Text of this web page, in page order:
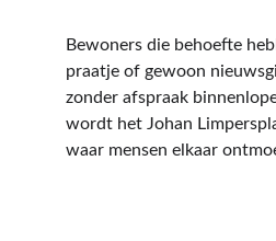
Bewoners die behoefte
praatje of gewoon
zonder afspraak
wordt het Johan
waar mensen elkaar